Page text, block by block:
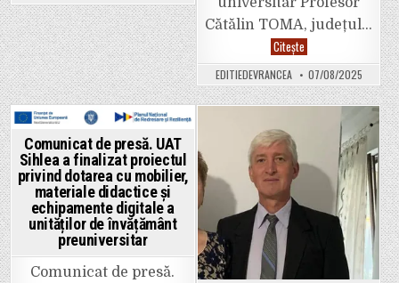
de
hectare
pentru
parcul
pe
care
UMB
vrea
să-
l
Iorga
rămâne
prefect
de
Vrancea
Cătălin TOMA, județul…
CiteșteA
fost
lansat
site-
ul
viitorului
universitar
Vrancea
EDITIEDEVRANCEA 07/08/2025
Posted
in
Comunicat de presă. UAT
Sihlea a finalizat proiectul
privind dotarea cu mobilier,
materiale didactice și
echipamente digitale a
unităților de învățământ
preuniversitar
Comunicat de presă.
Posted
in